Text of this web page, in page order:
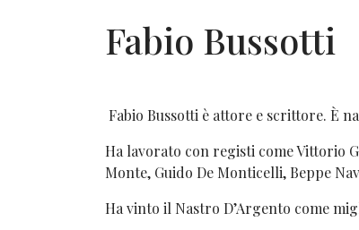
Fabio Bussotti
Fabio Bussotti è attore e scrittore. È
Ha lavorato con registi come Vittorio
Monte, Guido De Monticelli, Beppe
Ha vinto il Nastro D’Argento come